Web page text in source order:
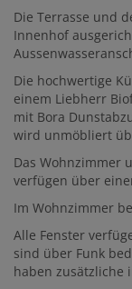
Die Terrasse und
Innenhof
Die hochwertige
einem Liebherr
mit Bora
wird unmöbliert
Das Wohnzimmer
verfügen über
Im Wohnzimmer
Alle Fenster
sind über Funk
haben zusätzliche